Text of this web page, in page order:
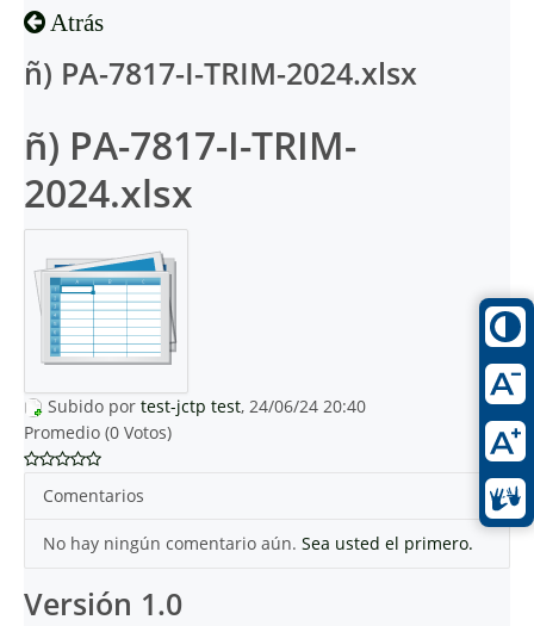
Atrás
ñ) PA-7817-I-TRIM-2024.xlsx
ñ) PA-7817-I-TRIM-
2024.xlsx
Subido por test-jctp test, 24/06/24 20:40
Promedio (0 Votos)
Comentarios
No hay ningún comentario aún. Sea usted el primero.
Versión 1.0